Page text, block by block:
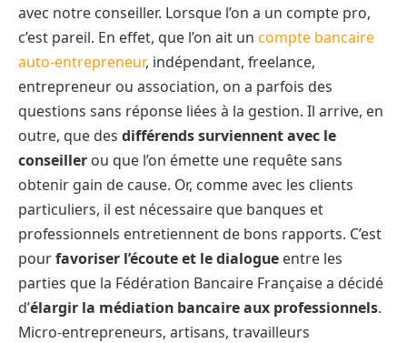
avec notre conseiller. Lorsque l’on a un compte pro,
c’est pareil. En effet, que l’on ait un compte bancaire
auto-entrepreneur, indépendant, freelance,
entrepreneur ou association, on a parfois des
questions sans réponse liées à la gestion. Il arrive, en
outre, que des différends surviennent avec le
conseiller ou que l’on émette une requête sans
obtenir gain de cause. Or, comme avec les clients
particuliers, il est nécessaire que banques et
professionnels entretiennent de bons rapports. C’est
pourfavoriser l’écoute et le dialogue entre les
parties que la Fédération Bancaire Française a décidé
d’élargir la médiation bancaire aux professionnels.
Micro-entrepreneurs, artisans, travailleurs